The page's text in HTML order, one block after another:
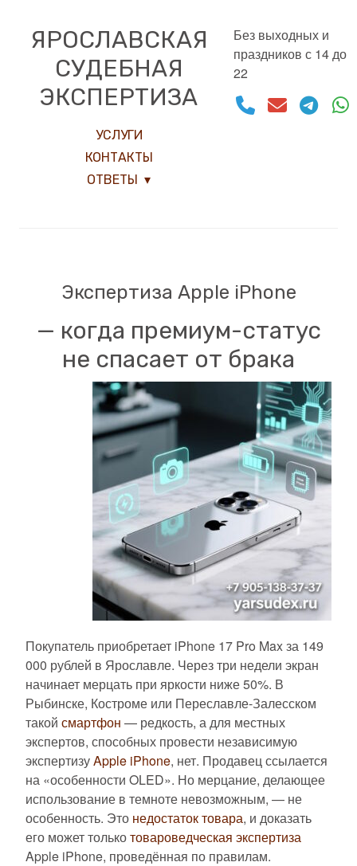
ЯРОСЛАВСКАЯ
СУДЕБНАЯ
ЭКСПЕРТИЗА
УСЛУГИ
КОНТАКТЫ
ОТВЕТЫ
Без выходных и
праздников с 14 до
22
Экспертиза Apple iPhone
— когда премиум-статус
не спасает от брака
Покупатель приобретает iPhone 17 Pro Max за 149
000 рублей в Ярославле. Через три недели экран
начинает мерцать при яркости ниже 50%. В
Рыбинске, Костроме или Переславле-Залесском
такой смартфон — редкость, а для местных
экспертов, способных провести независимую
экспертизуApple iPhone, нет. Продавец ссылается
на «особенности OLED». Но мерцание, делающее
использование в темноте невозможным, — не
особенность. Это недостаток товара, и доказать
его может толькотовароведческая экспертиза
Apple iPhone, проведённая по правилам.